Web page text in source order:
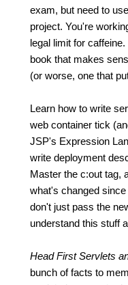
exam, but need to
project. You're
legal limit for
book that makes
(or worse, one that
Learn how to write
web container tick
JSP's Expression
write deployment
Master the c:out tag,
what's changed
don't just pass the
understand this stuff
Head First Servlets
bunch of facts to